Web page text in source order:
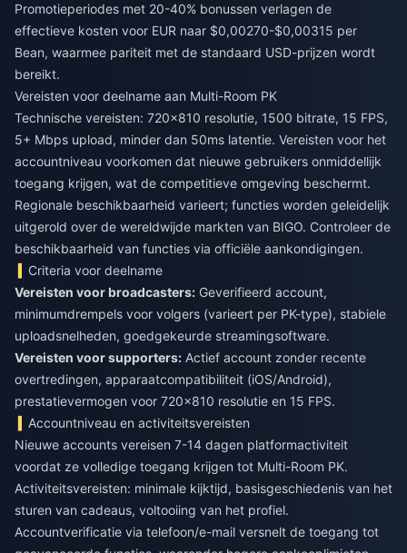
Promotieperiodes met 20-40% bonussen verlagen de
effectieve kosten voor EUR naar $0,00270-$0,00315 per
Bean, waarmee pariteit met de standaard USD-prijzen wordt
bereikt.
Vereisten voor deelname aan Multi-Room PK
Technische vereisten: 720x810 resolutie, 1500 bitrate, 15 FPS,
5+ Mbps upload, minder dan 50ms latentie. Vereisten voor het
accountniveau voorkomen dat nieuwe gebruikers onmiddellijk
toegang krijgen, wat de competitieve omgeving beschermt.
Regionale beschikbaarheid varieert; functies worden geleidelijk
uitgerold over de wereldwijde markten van BIGO. Controleer de
beschikbaarheid van functies via officiële aankondigingen.
Criteria voor deelname
Vereisten voor broadcasters: Geverifieerd account,
minimumdrempels voor volgers (varieert per PK-type), stabiele
uploadsnelheden, goedgekeurde streamingsoftware.
Vereisten voor supporters: Actief account zonder recente
overtredingen, apparaatcompatibiliteit (iOS/Android),
prestatievermogen voor 720x810 resolutie en 15 FPS.
Accountniveau en activiteitsvereisten
Nieuwe accounts vereisen 7-14 dagen platformactiviteit
voordat ze volledige toegang krijgen tot Multi-Room PK.
Activiteitsvereisten: minimale kijktijd, basisgeschiedenis van het
sturen van cadeaus, voltooiing van het profiel.
Accountverificatie via telefoon/e-mail versnelt de toegang tot